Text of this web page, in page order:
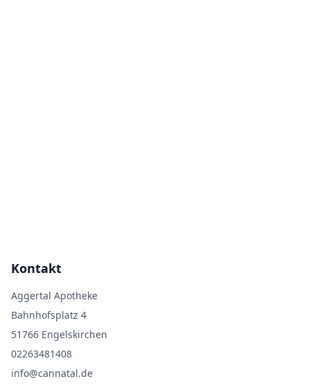
Kontakt
Aggertal Apotheke
Bahnhofsplatz 4
51766 Engelskirchen
02263481408
info@cannatal.de